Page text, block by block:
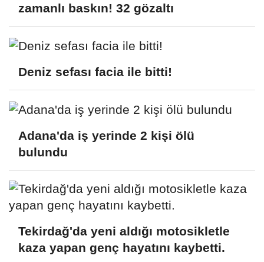
zamanlı baskın! 32 gözaltı
Deniz sefası facia ile bitti!
Adana'da iş yerinde 2 kişi ölü
bulundu
Tekirdağ'da yeni aldığı motosikletle
kaza yapan genç hayatını kaybetti.